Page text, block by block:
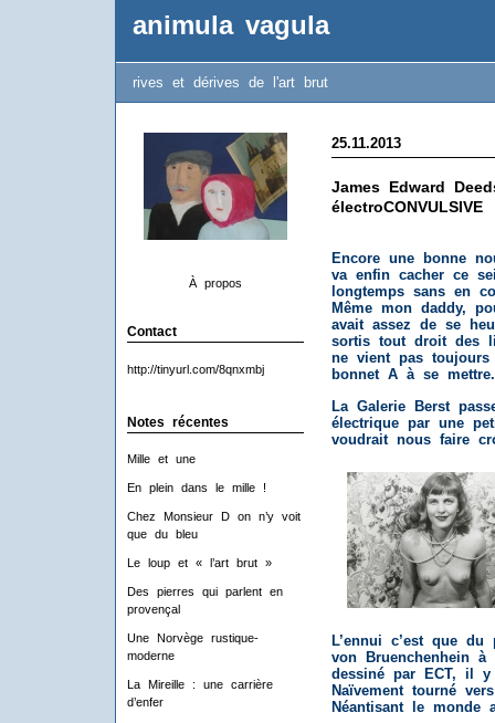
animula vagula
rives et dérives de l'art brut
À propos
Contact
http://tinyurl.com/8qnxmbj
Notes récentes
Mille et une
En plein dans le mille !
Chez Monsieur D on n’y voit
que du bleu
Le loup et « l’art brut »
Des pierres qui parlent en
provençal
Une Norvège rustique-
moderne
La Mireille : une carrière
d’enfer
25.11.2013
James Edward
électroCONVULSIVE
Encore une bonne
va enfin cacher ce
longtemps sans en
Même mon daddy,
avait assez de se
sortis tout droit des
ne vient pas
bonnet A à se mettre.
La Galerie Berst
électrique par une
voudrait nous faire
L’ennui c’est que du
von Bruenchenhein
dessiné par ECT, il
Naïvement tourné
Néantisant le monde